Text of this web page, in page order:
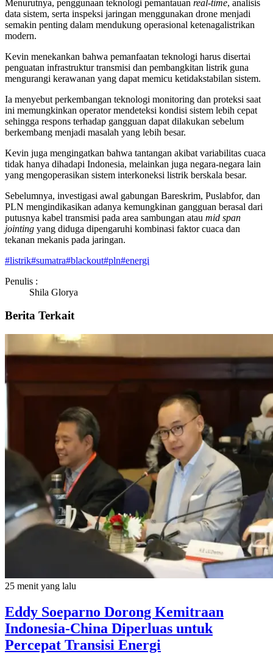
Menurutnya, penggunaan teknologi pemantauan real-time, analisis
data sistem, serta inspeksi jaringan menggunakan drone menjadi
semakin penting dalam mendukung operasional ketenagalistrikan
modern.
Kevin menekankan bahwa pemanfaatan teknologi harus disertai
penguatan infrastruktur transmisi dan pembangkitan listrik guna
mengurangi kerawanan yang dapat memicu ketidakstabilan sistem.
Ia menyebut perkembangan teknologi monitoring dan proteksi saat
ini memungkinkan operator mendeteksi kondisi sistem lebih cepat
sehingga respons terhadap gangguan dapat dilakukan sebelum
berkembang menjadi masalah yang lebih besar.
Kevin juga mengingatkan bahwa tantangan akibat variabilitas cuaca
tidak hanya dihadapi Indonesia, melainkan juga negara-negara lain
yang mengoperasikan sistem interkoneksi listrik berskala besar.
Sebelumnya, investigasi awal gabungan Bareskrim, Puslabfor, dan
PLN mengindikasikan adanya kemungkinan gangguan berasal dari
putusnya kabel transmisi pada area sambungan atau mid span
jointing yang diduga dipengaruhi kombinasi faktor cuaca dan
tekanan mekanis pada jaringan.
#listrik#sumatra#blackout#pln#energi
Penulis :
Shila Glorya
Berita Terkait
25 menit yang lalu
Eddy Soeparno Dorong Kemitraan
Indonesia-China Diperluas untuk
Percepat Transisi Energi